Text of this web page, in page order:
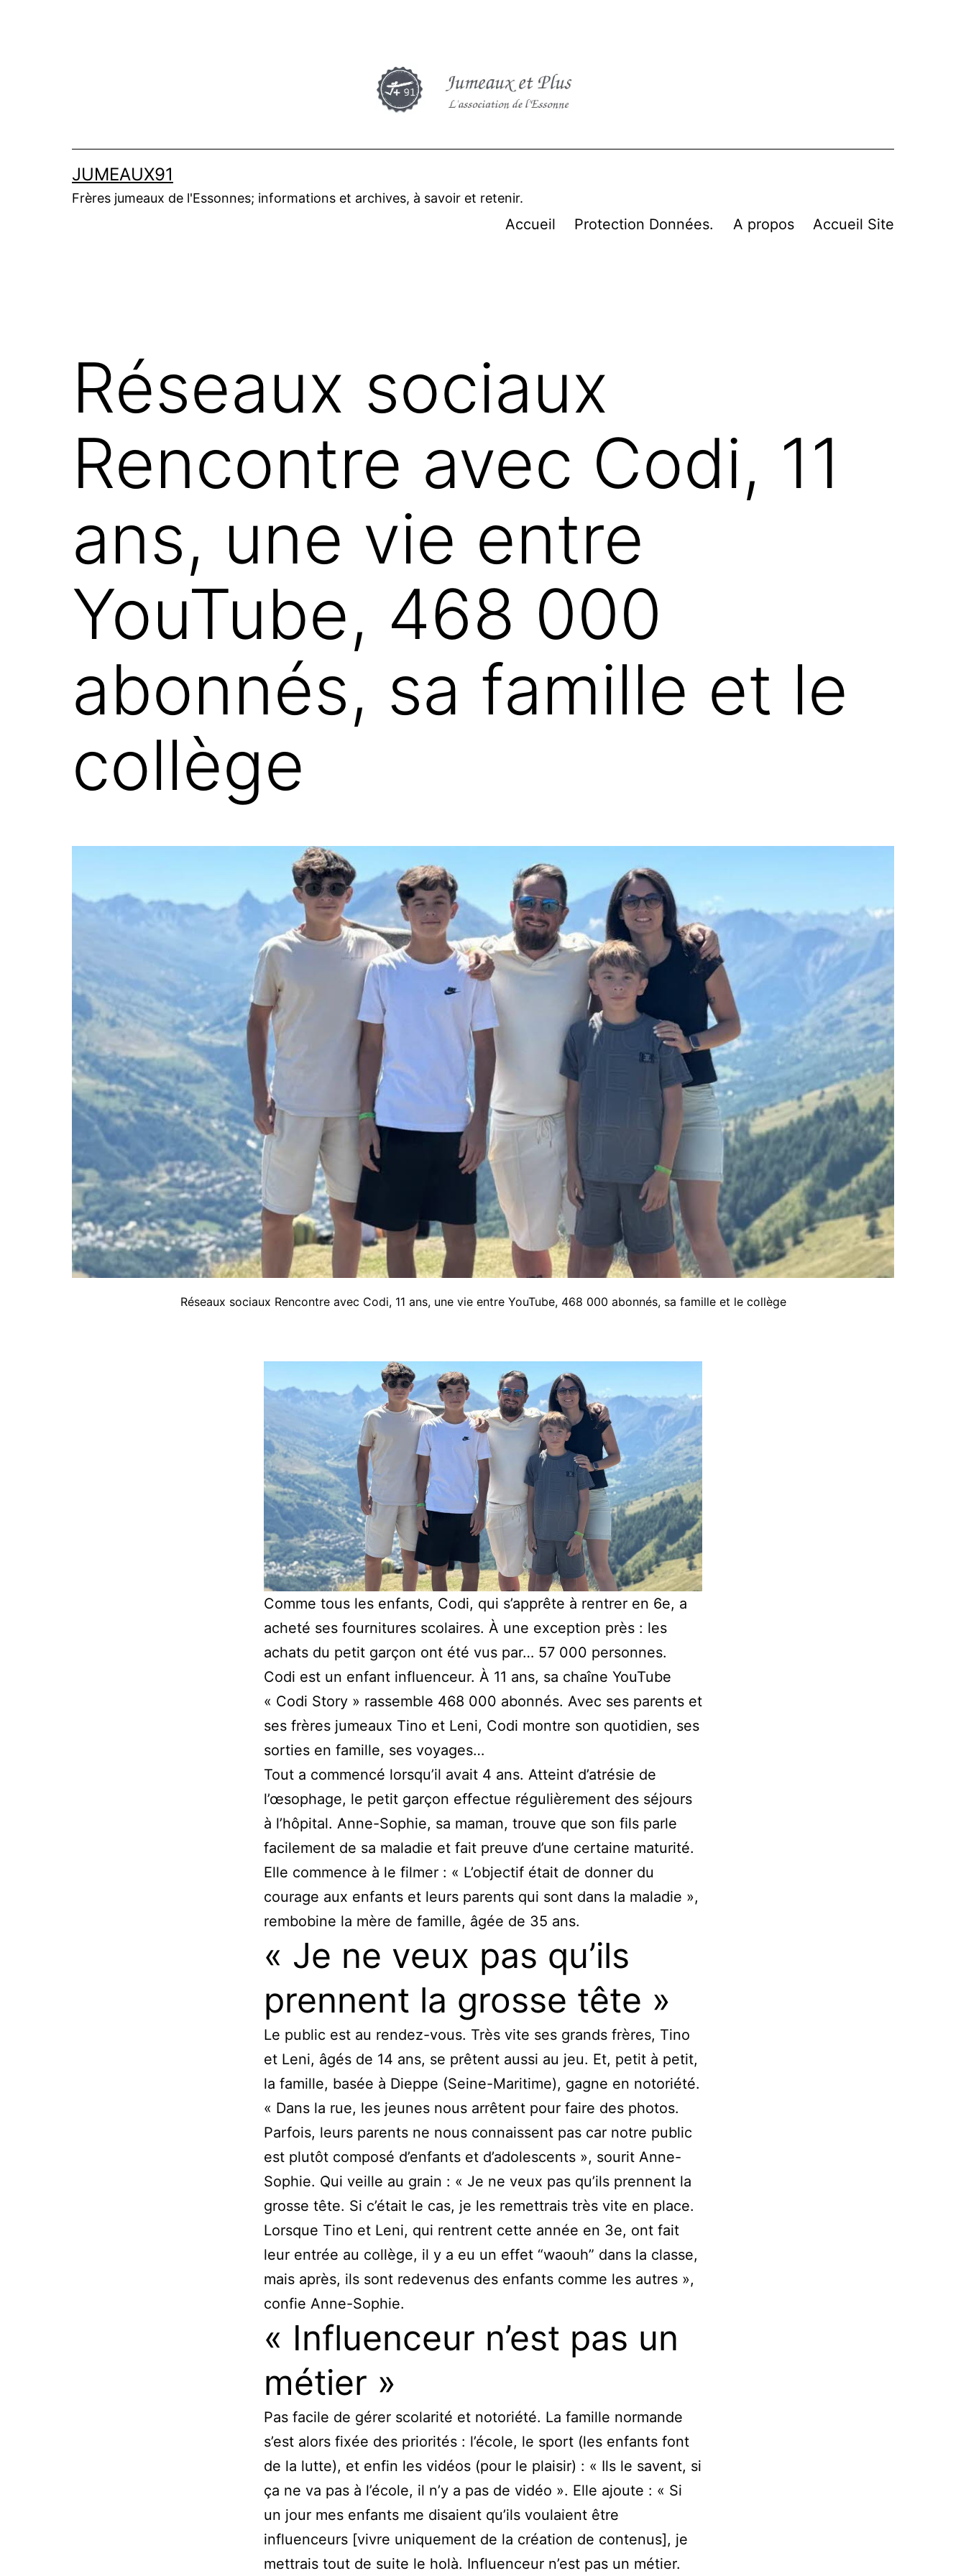
JUMEAUX91
Frères jumeaux de l'Essonnes; informations et archives, à savoir et retenir.
Accueil Protection Données. A propos Accueil Site
Réseaux sociaux
Rencontre avec Codi, 11
ans, une vie entre
YouTube, 468 000
abonnés, sa famille et le
collège
Réseaux sociaux Rencontre avec Codi, 11 ans, une vie entre YouTube, 468 000 abonnés, sa famille et le collège
Comme tous les enfants, Codi, qui s’apprête à rentrer en 6e, a
acheté ses fournitures scolaires. À une exception près : les
achats du petit garçon ont été vus par… 57 000 personnes.
Codi est un enfant influenceur. À 11 ans, sa chaîne YouTube
« Codi Story » rassemble 468 000 abonnés. Avec ses parents et
ses frères jumeaux Tino et Leni, Codi montre son quotidien, ses
sorties en famille, ses voyages…
Tout a commencé lorsqu’il avait 4 ans. Atteint d’atrésie de
l’œsophage, le petit garçon effectue régulièrement des séjours
à l’hôpital. Anne-Sophie, sa maman, trouve que son fils parle
facilement de sa maladie et fait preuve d’une certaine maturité.
Elle commence à le filmer : « L’objectif était de donner du
courage aux enfants et leurs parents qui sont dans la maladie »,
rembobine la mère de famille, âgée de 35 ans.
« Je ne veux pas qu’ils
prennent la grosse tête »
Le public est au rendez-vous. Très vite ses grands frères, Tino
et Leni, âgés de 14 ans, se prêtent aussi au jeu. Et, petit à petit,
la famille, basée à Dieppe (Seine-Maritime), gagne en notoriété.
« Dans la rue, les jeunes nous arrêtent pour faire des photos.
Parfois, leurs parents ne nous connaissent pas car notre public
est plutôt composé d’enfants et d’adolescents », sourit Anne-
Sophie. Qui veille au grain : « Je ne veux pas qu’ils prennent la
grosse tête. Si c’était le cas, je les remettrais très vite en place.
Lorsque Tino et Leni, qui rentrent cette année en 3e, ont fait
leur entrée au collège, il y a eu un effet “waouh” dans la classe,
mais après, ils sont redevenus des enfants comme les autres »,
confie Anne-Sophie.
« Influenceur n’est pas un
métier »
Pas facile de gérer scolarité et notoriété. La famille normande
s’est alors fixée des priorités : l’école, le sport (les enfants font
de la lutte), et enfin les vidéos (pour le plaisir) : « Ils le savent, si
ça ne va pas à l’école, il n’y a pas de vidéo ». Elle ajoute : « Si
un jour mes enfants me disaient qu’ils voulaient être
influenceurs [vivre uniquement de la création de contenus], je
mettrais tout de suite le holà. Influenceur n’est pas un métier.